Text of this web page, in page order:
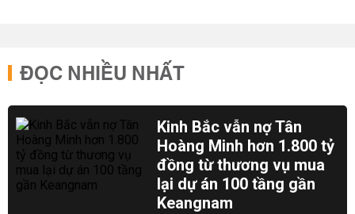
ĐỌC NHIỀU NHẤT
Kinh Bắc vẫn nợ Tân
Hoàng Minh hơn 1.800 tỷ
đồng từ thương vụ mua
lại dự án 100 tầng gần
Keangnam